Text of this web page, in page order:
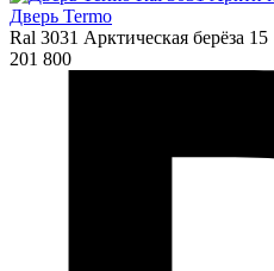
Дверь Termo
Ral 3031 Арктическая берёза 15
201 800